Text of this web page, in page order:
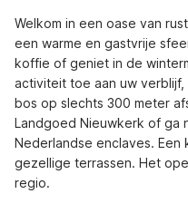
Welkom in een oase van
een warme en gastvrije
koffie of geniet in de
activiteit toe aan uw
bos op slechts 300 meter
Landgoed Nieuwkerk of ga
Nederlandse enclaves.
gezellige terrassen. Het
regio.